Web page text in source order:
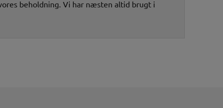
beholdning. Vi har næsten altid brugt i